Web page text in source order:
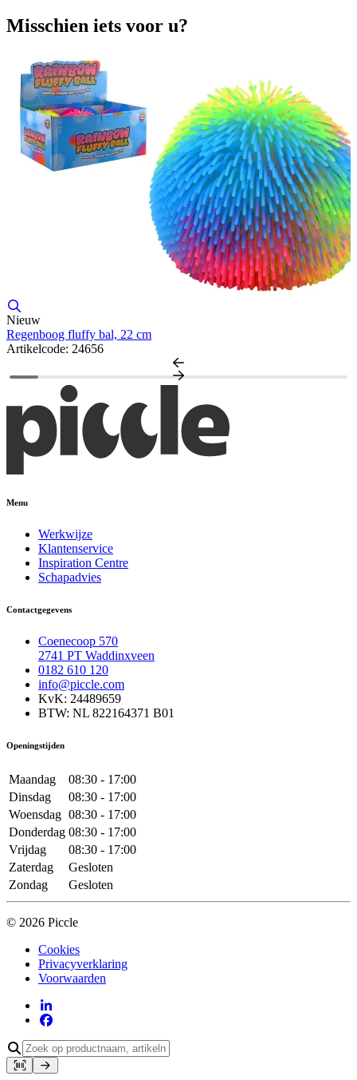
Misschien iets voor u?
Nieuw
Regenboog fluffy bal, 22 cm
Artikelcode: 24656
Menu
Werkwijze
Klantenservice
Inspiration Centre
Schapadvies
Contactgegevens
Coenecoop 570
2741 PT Waddinxveen
0182 610 120
info@piccle.com
KvK: 24489659
BTW: NL 822164371 B01
Openingstijden
Maandag
08:30 - 17:00
Dinsdag
08:30 - 17:00
Woensdag 08:30 - 17:00
Donderdag 08:30 - 17:00
Vrijdag
08:30 - 17:00
Zaterdag
Gesloten
Zondag
Gesloten
© 2026 Piccle
Cookies
Privacyverklaring
Voorwaarden